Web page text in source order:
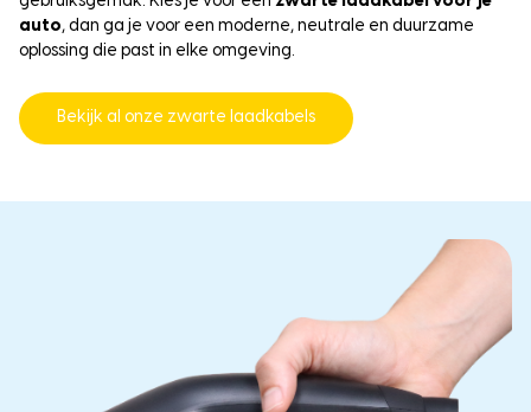
auto, dan ga je voor een moderne, neutrale en duurzame
oplossing die past in elke omgeving.
Bekijk al onze zwarte laadkabels